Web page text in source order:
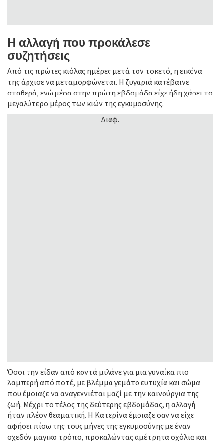
Η αλλαγή που προκάλεσε
συζητήσεις
Από τις πρώτες κιόλας ημέρες μετά τον τοκετό, η εικόνα
της άρχισε να μεταμορφώνεται. Η ζυγαριά κατέβαινε
σταθερά, ενώ μέσα στην πρώτη εβδομάδα είχε ήδη χάσει το
μεγαλύτερο μέρος των κιών της εγκυμοσύνης.
Διαφ.
Όσοι την είδαν από κοντά μιλάνε για μια γυναίκα πιο
λαμπερή από ποτέ, με βλέμμα γεμάτο ευτυχία και σώμα
που έμοιαζε να αναγεννιέται μαζί με την καινούργια της
ζωή. Μέχρι το τέλος της δεύτερης εβδομάδας, η αλλαγή
ήταν πλέον θεαματική. Η Κατερίνα έμοιαζε σαν να είχε
αφήσει πίσω της τους μήνες της εγκυμοσύνης με έναν
σχεδόν μαγικό τρόπο, προκαλώντας αμέτρητα σχόλια και